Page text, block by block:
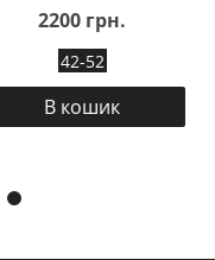
2200 грн.
42-52
В кошик